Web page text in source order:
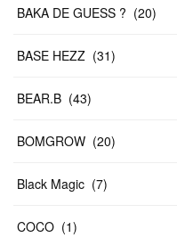
BAKA DE GUESS ? (20)
BASE HEZZ (31)
BEAR.B (43)
BOMGROW (20)
Black Magic (7)
COCO (1)